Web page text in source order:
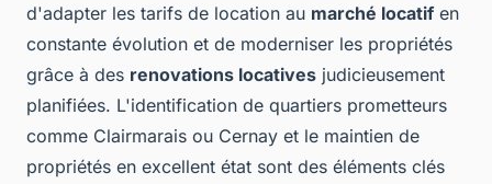
d'adapter les tarifs de location au marché locatif en
constante évolution et de moderniser les propriétés
grâce à des renovations locatives judicieusement
planifiées. L'identification de quartiers prometteurs
comme Clairmarais ou Cernay et le maintien de
propriétés en excellent état sont des éléments clés